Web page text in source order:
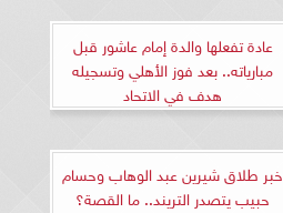
عادة تفعلها والدة إمام عاشور قبل
مبارياته.. بعد فوز الأهلي وتسجيله
هدف في الاتحاد
خبر طلاق شيرين عبد الوهاب وحسام
حبيب يتصدر التريند.. ما القصة؟